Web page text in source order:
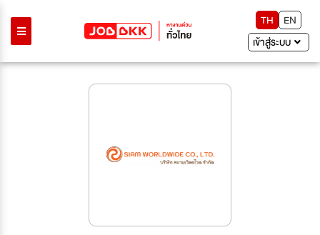
TH
EN
เข้าสู่ระบบ